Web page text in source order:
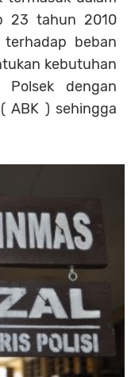
23 tahun 2010
beban
kebutuhan
dengan
ABK ) sehingga